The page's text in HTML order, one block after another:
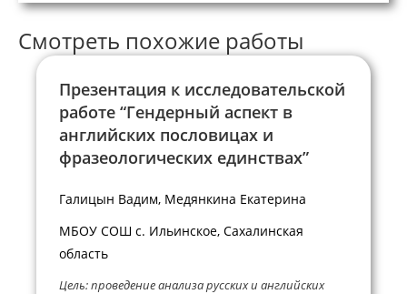
Смотреть похожие работы
Презентация к исследовательской
работе “Гендерный аспект в
английских пословицах и
фразеологических единствах”
Галицын Вадим, Медянкина Екатерина
МБОУ СОШ с. Ильинское, Сахалинская
область
Цель: проведение анализа русских и английских